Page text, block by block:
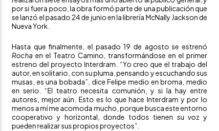
por si fuera poco, la obra formó parte de una publicación que
se lanzó el pasado 24 de junio en la librería McNally Jackson de
Nueva York.
Hasta que finalmente, el pasado 19 de agosto se estrenó
Rocha en el Teatro Camino , transformándose en el primer
estreno del proyecto Interdram. “Yo creo que el trabajo del
autor, en solitario, con su pluma, pensando y escuchando sus
musas, es una bobada”, dice Felipe medio en broma, medio
en serio. “El teatro necesita comunión, y si la hay entre
autores, mejor aún. Esto es lo que hace Interdram y por lo
menos a mí me acomoda mucho, porque busca este entorno
cooperativo y horizontal, donde todos tienen su voz y
pueden realizar sus propios proyectos”.